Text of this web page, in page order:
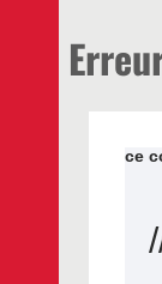
ce